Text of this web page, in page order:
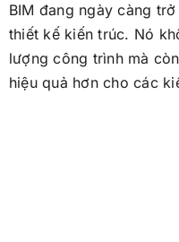
BIM đang ngày càng
thiết kế kiến trúc. Nó
lượng công trình mà
hiệu quả hơn cho các